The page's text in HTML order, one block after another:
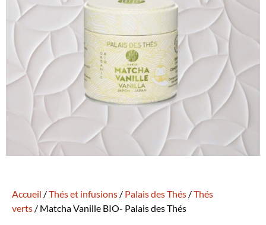
Accueil /Thés et infusions / Palais des Thés /Thés
verts / Matcha Vanille BIO- Palais des Thés